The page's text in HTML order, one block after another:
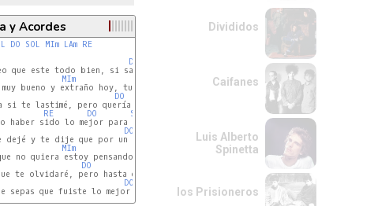
y Acordes
DO SOL MIm LAm RE
DO
que este todo bien, si salto por la ventana
MIm
RE
DO
RE DO
SOL
DO
SOL
dejé y te dije que por un par de años mas te amaría
MIm
RE
no quiera estoy pensando cómo pude alejarme de vos.
DO
DO
sepas que fuiste lo mejor
Divididos
Caifanes
Luis Alberto
Spinetta
los Prisioneros